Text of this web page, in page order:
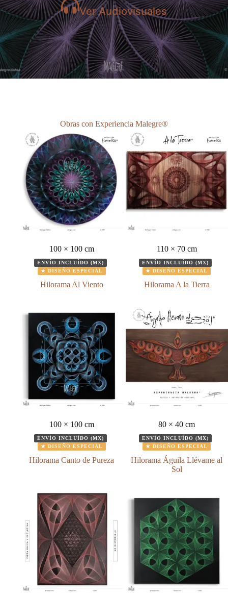
Ver Audiovisuales
Obras con Experiencia Malegre®
100 × 100 cm
ENVÍO INCLUÍDO (MX)
★ DISEÑO ESPECIAL
Hilorama Al Viento
110 × 70 cm
ENVÍO INCLUÍDO (MX)
★ DISEÑO ESPECIAL
Hilorama A la Tierra
100 × 100 cm
ENVÍO INCLUÍDO (MX)
★ DISEÑO ESPECIAL
Hilorama Canto de Pureza
80 × 40 cm
ENVÍO INCLUÍDO (MX)
★ DISEÑO ESPECIAL
Hilorama Águila Llévame al
Sol